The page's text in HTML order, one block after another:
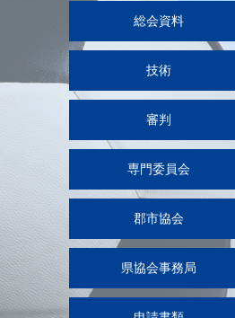
総会資料
技術
審判
専門委員会
郡市協会
県協会事務局